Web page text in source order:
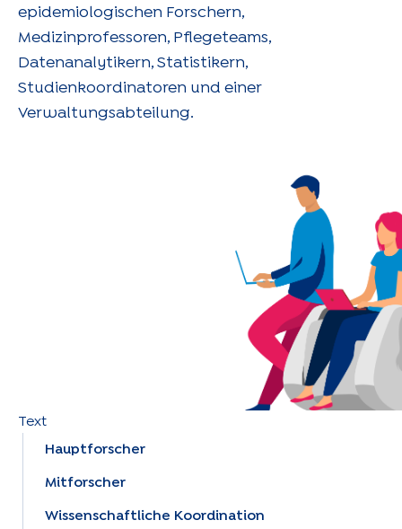
epidemiologischen Forschern,
Medizinprofessoren, Pflegeteams,
Datenanalytikern, Statistikern,
Studienkoordinatoren und einer
Verwaltungsabteilung.
Text
Hauptforscher
Mitforscher
Wissenschaftliche Koordination